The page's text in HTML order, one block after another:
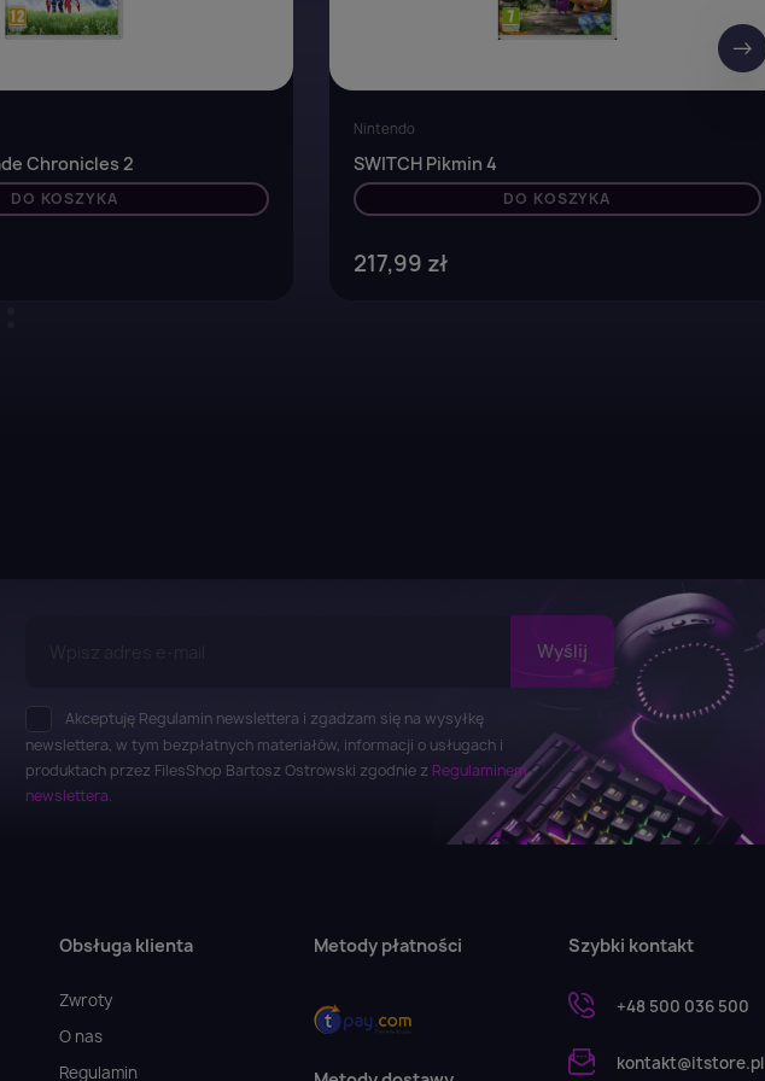
Chronicles 2
DO KOSZYKA
Nintendo
SWITCH Pikmin 4
DO KOSZYKA
217,99 zł
→
Akceptuję Regulamin newslettera i zgadzam się na wysyłkę
newslettera, w tym bezpłatnych materiałów, informacji o usługach i
produktach przez FilesShop Bartosz Ostrowski zgodnie z Regulaminem
newslettera.
Obsługa klienta
Zwroty
O nas
Regulamin
Metody płatności Szybki kontakt
+48 500 036 500
kontakt@itstore.pl